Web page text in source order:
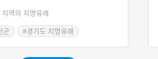
이 흐르면서 고문리로 변했다는 이야기
하나는 반대로 예쁜 아내를 둔 마을 사
과 내기를 했다가 마음이 다급해져 줄
지역의 지명유래
군
#경기도 지명유래